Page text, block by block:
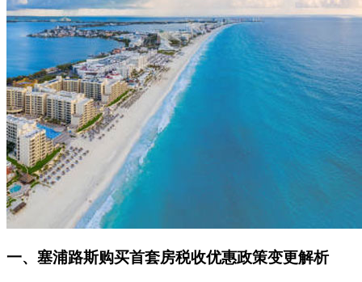
一、塞浦路斯购买首套房税收优惠政策变更解析